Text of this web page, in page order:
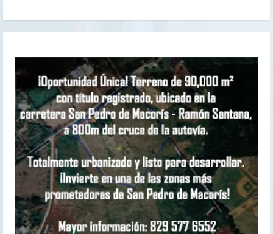
l
e
y
e
n
d